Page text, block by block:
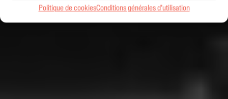
Politique de cookiesConditions générales d’utilisation